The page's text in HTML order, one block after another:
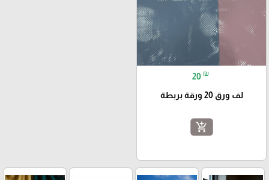
20 ₪
لف ورق 20 ورقة بربطة
add_shopping_cart